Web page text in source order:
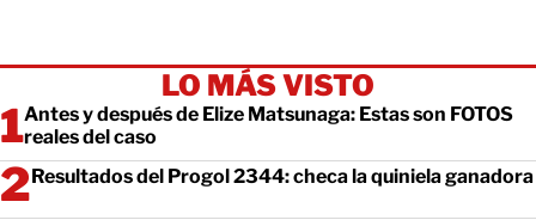
LO MÁS VISTO
Antes y después de Elize Matsunaga: Estas son FOTOS
reales del caso
Resultados del Progol 2344: checa la quiniela ganadora